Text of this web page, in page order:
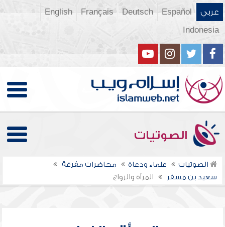
عربي Español
Deutsch
Français
English
Indonesia
الصوتيات
الصوتيات علماء ودعاة
محاضرات مفرغة
سعيد بن مسفر
المرأة والزواج